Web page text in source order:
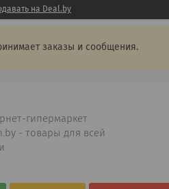
на Deal.by
заказы и сообщения.
гипермаркет
- товары для всей